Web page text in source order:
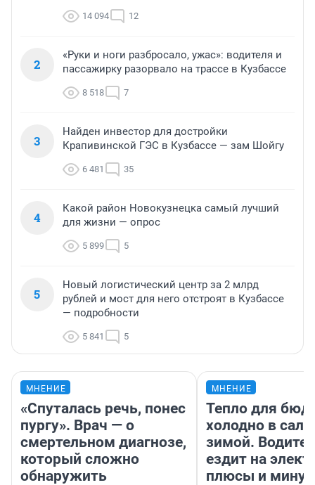
14 094 12
2
«Руки и ноги разбросало, ужас»: водителя и
пассажирку разорвало на трассе в Кузбассе
8 518 7
3
Найден инвестор для достройки
Крапивинской ГЭС в Кузбассе — зам Шойгу
6 481 35
4
Какой район Новокузнецка самый лучший
для жизни — опрос
5 899 5
5
Новый логистический центр за 2 млрд
рублей и мост для него отстроят в Кузбассе
— подробности
5 841 5
МНЕНИЕ
«Спуталась речь, понес
пургу». Врач — о
смертельном диагнозе,
который сложно
обнаружить
МНЕНИЕ
Тепло для
холодно в
зимой.
ездит на
плюсы и